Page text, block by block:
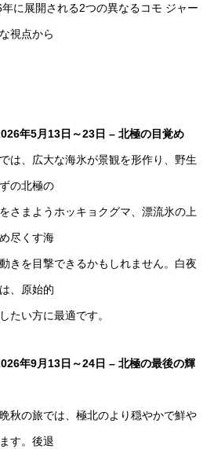
に展開される2つの異なるコモ ジャー
視点から
年5月13日～23日 – 北極の目覚め
は、広大な海氷が景観を形作り、野生
の北極の
さまようホッキョクグマ、漂流氷の上
尽くす海
きを目撃できるかもしれません。白夜
、原始的
たい方に最適です。
年9月13日～24日 – 北極の最後の輝
秋の旅では、極北のより穏やかで鮮や
す。後退